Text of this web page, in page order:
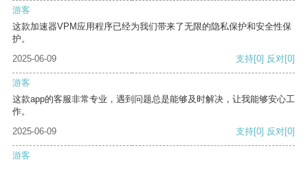
游客
这款加速器VPM应用程序已经为我们带来了无限的隐私保护和安全性保
护。
2025-06-09
支持[0] 反对[0]
游客
这款app的客服非常专业，遇到问题总是能够及时解决，让我能够安心工
作。
2025-06-09
支持[0] 反对[0]
游客